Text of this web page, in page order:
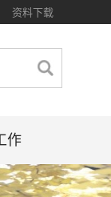
资料下载
作